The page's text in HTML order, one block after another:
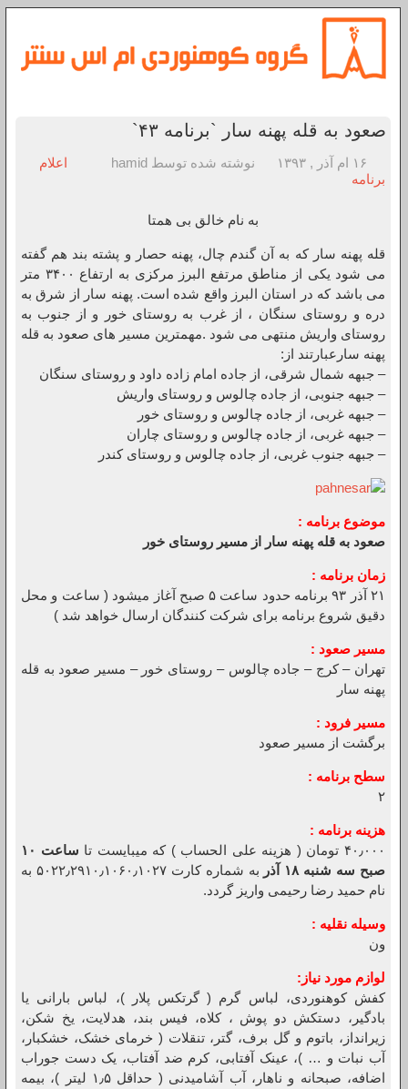
صعود به قله پهنه سار `برنامه ۴۳`
۱۶ ام آذر , ۱۳۹۳ نوشته شده توسط hamid
اعلام
برنامه
به نام خالق بی همتا
قله پهنه سار که به آن گندم چال، پهنه حصار و پشته بند هم گفته
می شود یکی از مناطق مرتفع البرز مرکزی به ارتفاع ۳۴۰۰ متر
می باشد که در استان البرز واقع شده است. پهنه سار از شرق به
دره و روستای سنگان ، از غرب به روستای خور و از جنوب به
روستای واریش منتهی می شود .مهمترین مسیر های صعود به قله
پهنه سارعبارتند از:
– جبهه شمال شرقی، از جاده امام زاده داود و روستای سنگان
– جبهه جنوبی، از جاده چالوس و روستای واریش
– جبهه غربی، از جاده چالوس و روستای خور
– جبهه غربی، از جاده چالوس و روستای چاران
– جبهه جنوب غربی، از جاده چالوس و روستای کندر
موضوع برنامه :
صعود به قله پهنه سار از مسیر روستای خور
زمان برنامه :
۲۱ آذر ۹۳
برنامه حدود ساعت ۵ صبح آغاز میشود ( ساعت و محل
دقیق شروع برنامه برای شرکت کنندگان ارسال خواهد شد )
مسیر صعود :
تهران – کرج – جاده چالوس – روستای خور – مسیر صعود به قله
پهنه سار
مسیر فرود :
برگشت از مسیر صعود
سطح برنامه :
۲
هزینه برنامه :
۴۰٫۰۰۰ تومان ( هزینه علی الحساب ) که میبایست تا
ساعت ۱۰
صبح سه شنبه ۱۸ آذر
به شماره کارت ۵۰۲۲٫۲۹۱۰٫۱۰۶۰٫۱۰۲۷ به
نام حمید رضا رحیمی واریز گردد.
وسیله نقلیه :
ون
لوازم مورد نیاز:
کفش کوهنوردی، لباس گرم ( گرتکس پلار )، لباس بارانی یا
بادگیر، دستکش دو پوش ، کلاه، فیس بند، هدلایت، یخ شکن،
زیرانداز، باتوم و گل برف، گتر، تنقلات ( خرمای خشک، خشکبار،
آب نبات و … )، عینک آفتابی، کرم ضد آفتاب، یک دست جوراب
اضافه، صبحانه و ناهار، آب آشامیدنی ( حداقل ۱٫۵ لیتر )، بیمه